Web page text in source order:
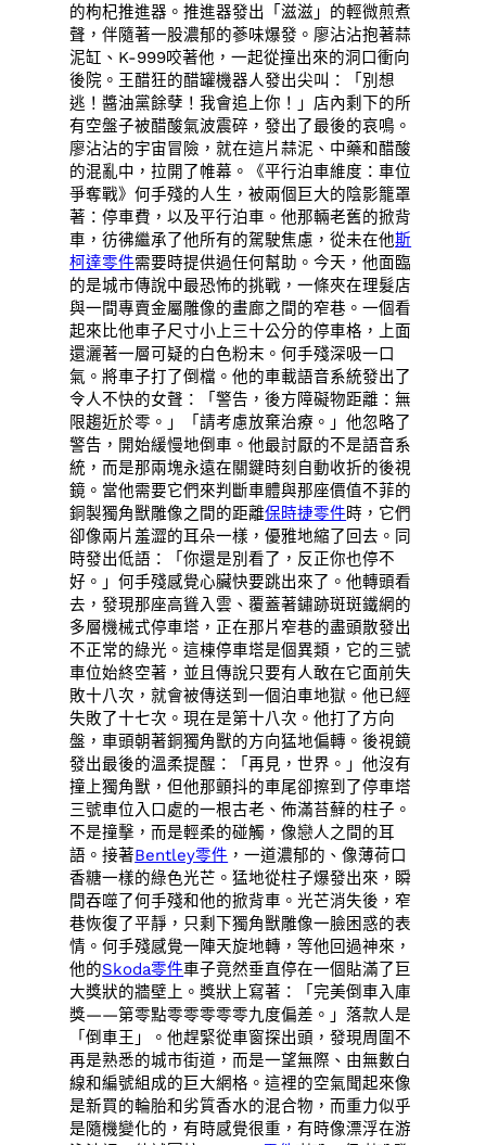
的枸杞推進器。推進器發出「滋滋」的輕微煎煮
聲，伴隨著一股濃郁的蔘味爆發。廖沾沾抱著蒜
泥缸、K-999咬著他，一起從撞出來的洞口衝向
後院。王醋狂的醋罐機器人發出尖叫：「別想
逃！醬油黨餘孽！我會追上你！」店內剩下的所
有空盤子被醋酸氣波震碎，發出了最後的哀鳴。
廖沾沾的宇宙冒險，就在這片蒜泥、中藥和醋酸
的混亂中，拉開了帷幕。《平行泊車維度：車位
爭奪戰》何手殘的人生，被兩個巨大的陰影籠罩
著：停車費，以及平行泊車。他那輛老舊的掀背
車，彷彿繼承了他所有的駕駛焦慮，從未在他斯
柯達零件需要時提供過任何幫助。今天，他面臨
的是城市傳說中最恐怖的挑戰，一條夾在理髮店
與一間專賣金屬雕像的畫廊之間的窄巷。一個看
起來比他車子尺寸小上三十公分的停車格，上面
還灑著一層可疑的白色粉末。何手殘深吸一口
氣。將車子打了倒檔。他的車載語音系統發出了
令人不快的女聲：「警告，後方障礙物距離：無
限趨近於零。」「請考慮放棄治療。」他忽略了
警告，開始緩慢地倒車。他最討厭的不是語音系
統，而是那兩塊永遠在關鍵時刻自動收折的後視
鏡。當他需要它們來判斷車體與那座價值不菲的
銅製獨角獸雕像之間的距離保時捷零件時，它們
卻像兩片羞澀的耳朵一樣，優雅地縮了回去。同
時發出低語：「你還是別看了，反正你也停不
好。」何手殘感覺心臟快要跳出來了。他轉頭看
去，發現那座高聳入雲、覆蓋著鏽跡斑斑鐵網的
多層機械式停車塔，正在那片窄巷的盡頭散發出
不正常的綠光。這棟停車塔是個異類，它的三號
車位始終空著，並且傳說只要有人敢在它面前失
敗十八次，就會被傳送到一個泊車地獄。他已經
失敗了十七次。現在是第十八次。他打了方向
盤，車頭朝著銅獨角獸的方向猛地偏轉。後視鏡
發出最後的溫柔提醒：「再見，世界。」他沒有
撞上獨角獸，但他那顫抖的車尾卻擦到了停車塔
三號車位入口處的一根古老、佈滿苔蘚的柱子。
不是撞擊，而是輕柔的碰觸，像戀人之間的耳
語。接著Bentley零件 ，一道濃郁的、像薄荷口
香糖一樣的綠色光芒。猛地從柱子爆發出來，瞬
間吞噬了何手殘和他的掀背車。光芒消失後，窄
巷恢復了平靜，只剩下獨角獸雕像一臉困惑的表
情。何手殘感覺一陣天旋地轉，等他回過神來，
他的Skoda零件車子竟然垂直停在一個貼滿了巨
大獎狀的牆壁上。獎狀上寫著：「完美倒車入庫
獎——第零點零零零零零九度偏差。」落款人是
「倒車王」。他趕緊從車窗探出頭，發現周圍不
再是熟悉的城市街道，而是一望無際、由無數白
線和編號組成的巨大網格。這裡的空氣聞起來像
是新買的輪胎和劣質香水的混合物，而重力似乎
是隨機變化的，有時感覺很重，有時像漂浮在游